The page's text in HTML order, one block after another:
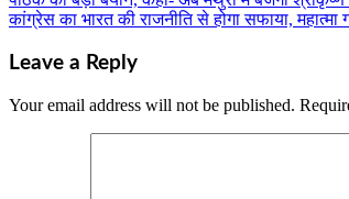
navigation
कांग्रेस का भारत की राजनीति से होगा सफाया, महात्मा
Leave a Reply
Your email address will not be published.